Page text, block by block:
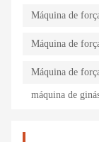
máquina de
Máquina de
máquina de
Máquina de
máquina de
Máquina de
máquina de